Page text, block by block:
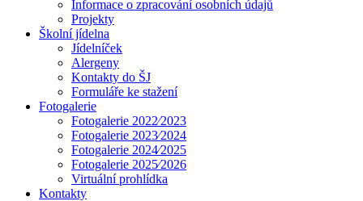
Informace o zpracování osobních údajů
Projekty
Školní jídelna
Jídelníček
Alergeny
Kontakty do ŠJ
Formuláře ke stažení
Fotogalerie
Fotogalerie 2022⁄2023
Fotogalerie 2023⁄2024
Fotogalerie 2024⁄2025
Fotogalerie 2025⁄2026
Virtuální prohlídka
Kontakty